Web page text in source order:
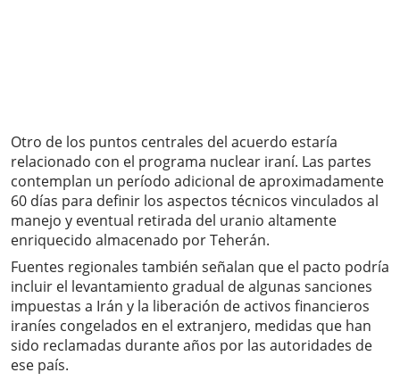
Otro de los puntos centrales del acuerdo estaría
relacionado con el programa nuclear iraní. Las partes
contemplan un período adicional de aproximadamente
60 días para definir los aspectos técnicos vinculados al
manejo y eventual retirada del uranio altamente
enriquecido almacenado por Teherán.
Fuentes regionales también señalan que el pacto podría
incluir el levantamiento gradual de algunas sanciones
impuestas a Irán y la liberación de activos financieros
iraníes congelados en el extranjero, medidas que han
sido reclamadas durante años por las autoridades de
ese país.